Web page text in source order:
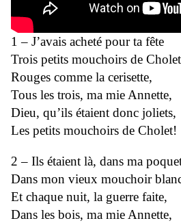
1 – J’avais acheté pour ta fête
Trois petits mouchoirs de
Rouges comme la cerisette,
Tous les trois, ma mie Annette,
Dieu, qu’ils étaient donc joliets,
Les petits mouchoirs de Cholet!
2 – Ils étaient là, dans ma
Dans mon vieux mouchoir
Et chaque nuit, la guerre faite,
Dans les bois, ma mie Annette,